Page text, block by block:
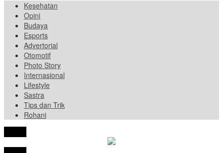
Kesehatan
Opini
Budaya
Esports
Advertorial
Otomotif
Photo Story
Internasional
Lifestyle
Sastra
Tips dan Trik
Rohani